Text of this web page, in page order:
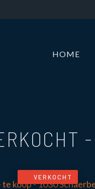
HOME
-
VERKOCHT